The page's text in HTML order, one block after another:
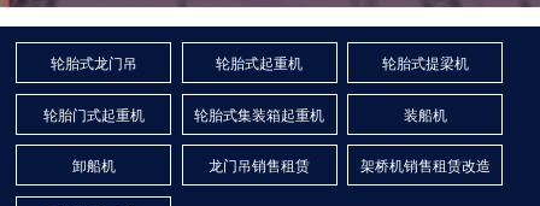
轮胎式龙门吊 轮胎式起重机 轮胎式提梁机
轮胎门式起重机 轮胎式集装箱起重机 装船机
卸船机 龙门吊销售租赁 架桥机销售租赁改造